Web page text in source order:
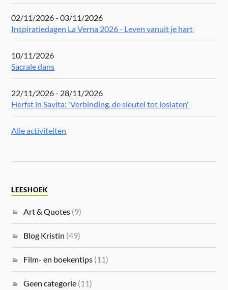
02/11/2026 - 03/11/2026
Inspiratiedagen La Verna 2026 - Leven vanuit je hart
10/11/2026
Sacrale dans
22/11/2026 - 28/11/2026
Herfst in Savita: 'Verbinding, de sleutel tot loslaten'
Alle activiteiten
LEESHOEK
Art & Quotes (9)
Blog Kristin (49)
Film- en boekentips (11)
Geen categorie (11)